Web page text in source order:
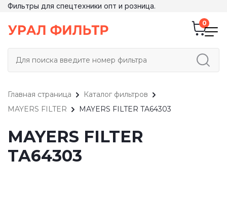
Фильтры для спецтехники опт и розница.
Главная страница
Каталог фильтров
MAYERS FILTER
MAYERS FILTER TA64303
MAYERS FILTER
TA64303